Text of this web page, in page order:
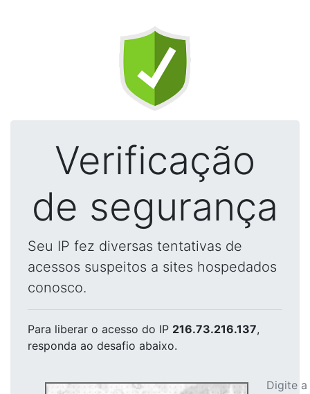
Verificação
de segurança
Seu IP fez diversas tentativas de
acessos suspeitos a sites hospedados
conosco.
Para liberar o acesso do IP 216.73.216.137,
responda ao desafio abaixo.
Digite